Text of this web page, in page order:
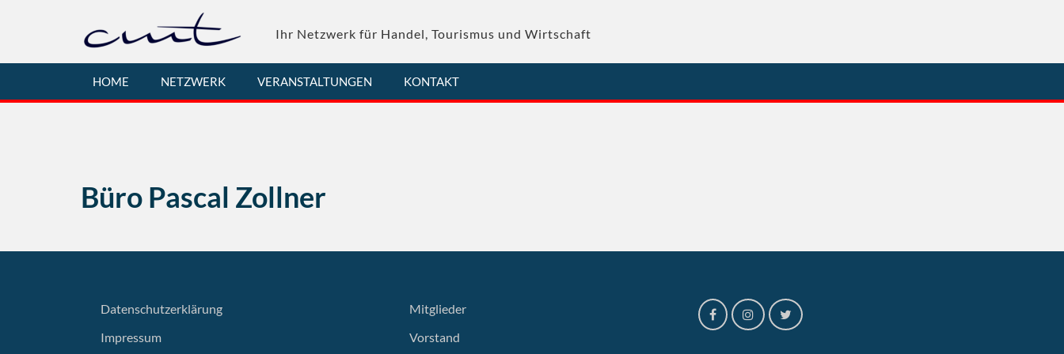
Ihr Netzwerk für Handel, Tourismus und Wirtschaft
HOME NETZWERK VERANSTALTUNGEN KONTAKT
Büro Pascal Zollner
Datenschutzerklärung
Impressum
Mitglieder
Vorstand